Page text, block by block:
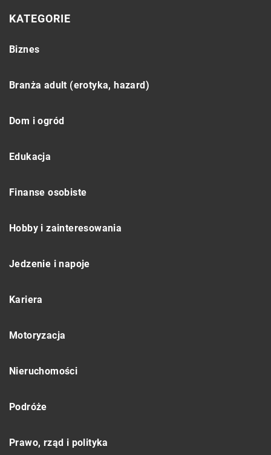
KATEGORIE
Biznes
Branża adult (erotyka, hazard)
Dom i ogród
Edukacja
Finanse osobiste
Hobby i zainteresowania
Jedzenie i napoje
Kariera
Motoryzacja
Nieruchomości
Podróże
Prawo, rząd i polityka